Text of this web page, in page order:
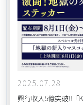
2025.07.28
興行収入5億突破‼「